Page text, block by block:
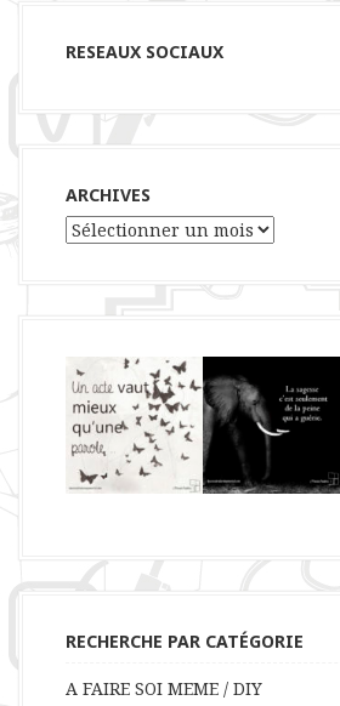
RESEAUX SOCIAUX
ARCHIVES
Archives
RECHERCHE PAR CATÉGORIE
A FAIRE SOI MEME / DIY